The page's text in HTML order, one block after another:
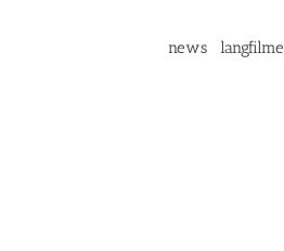
news langfilme